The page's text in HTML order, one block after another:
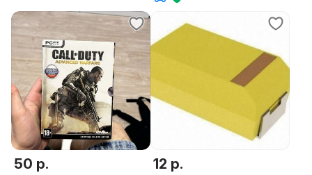
50 р. 12 р.